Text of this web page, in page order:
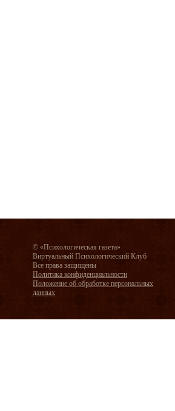
© «Психологическая газета»
Виртуальный Психологический Клуб
Все права защищены
Политика конфиденциальности
Положение об обработке персональных
данных